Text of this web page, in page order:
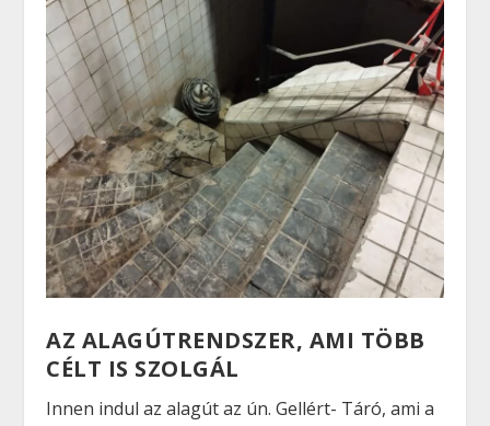
AZ ALAGÚTRENDSZER, AMI TÖBB
CÉLT IS SZOLGÁL
Innen indul az alagút az ún. Gellért- Táró, ami a